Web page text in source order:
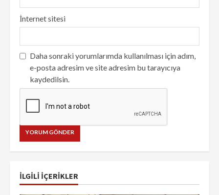
İnternet sitesi
Daha sonraki yorumlarımda kullanılması için adım,
e-posta adresim ve site adresim bu tarayıcıya
kaydedilsin.
İLGILI IÇERIKLER